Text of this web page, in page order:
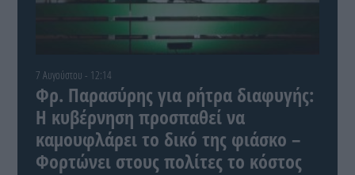
7 Αυγούστου - 12:14
Φρ. Παρασύρης για ρήτρα διαφυγής:
Η κυβέρνηση προσπαθεί να
καμουφλάρει το δικό της φιάσκο –
Φορτώνει στους πολίτες το κόστος